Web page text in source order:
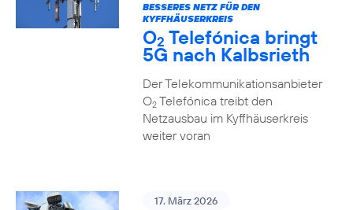
BESSERES NETZ FÜR DEN
KYFFHÄUSERKREIS
O2 Telefónica bringt
5G nach Kalbsrieth
Der Telekommunikationsanbieter
O2Telefónica treibt den
Netzausbau im Kyffhäuserkreis
weiter voran
17. März 2026